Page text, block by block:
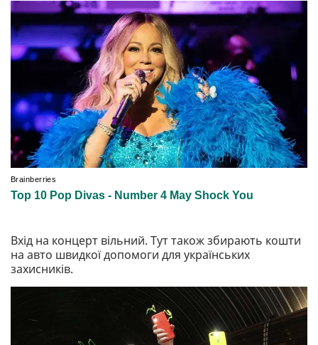
Вхід на концерт вільний. Тут також збирають кошти
на авто швидкої допомоги для українських
захисників.